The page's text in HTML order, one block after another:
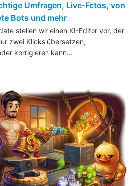
Umfragen, Live-Fotos, von
Bots und mehr
stellen wir einen KI-Editor vor, der
zwei Klicks übersetzen,
korrigieren kann…